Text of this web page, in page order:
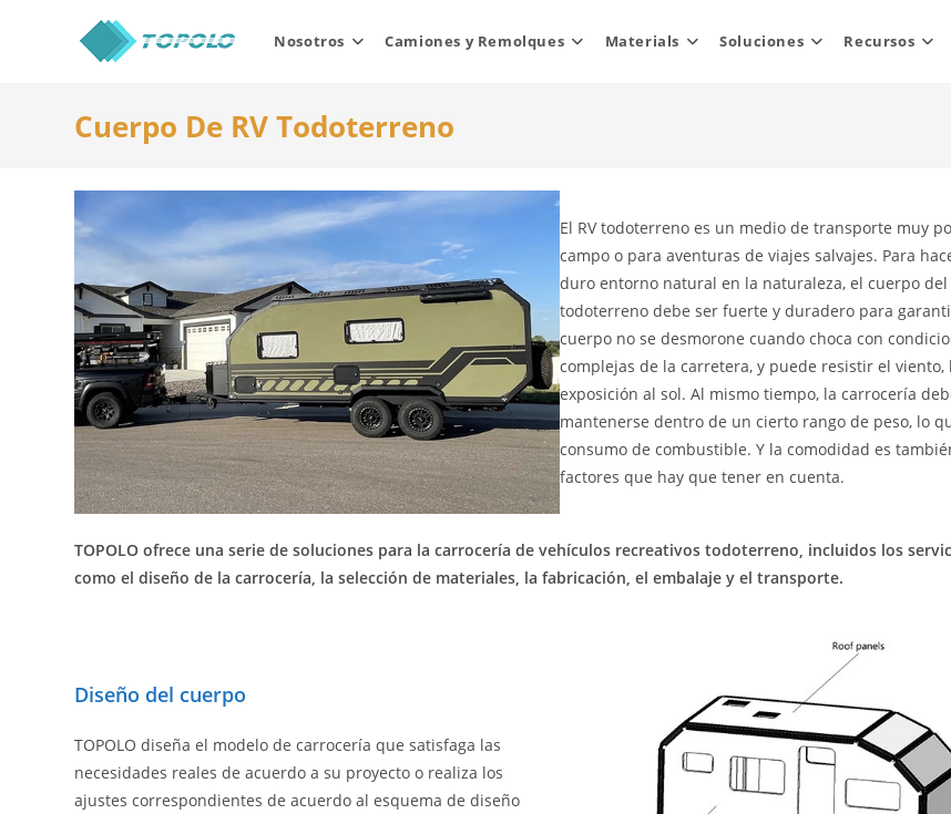
Nosotros Camiones y Remolques Materials Soluciones Recursos
Cuerpo De RV Todoterreno
El RV todoterreno es un medio de transporte muy
campo o para aventuras de viajes salvajes. Para
duro entorno natural en la naturaleza, el cuerpo del
todoterreno debe ser fuerte y duradero para
cuerpo no se desmorone cuando choca con
complejas de la carretera, y puede resistir el viento,
exposición al sol. Al mismo tiempo, la carrocería
mantenerse dentro de un cierto rango de peso, lo
consumo de combustible. Y la comodidad es
factores que hay que tener en cuenta.
TOPOLO ofrece una serie de soluciones para la carrocería de vehículos recreativos todoterreno, incluidos los
como el diseño de la carrocería, la selección de materiales, la fabricación, el embalaje y el transporte.
Diseño del cuerpo
TOPOLO diseña el modelo de carrocería que satisfaga las
necesidades reales de acuerdo a su proyecto o realiza los
ajustes correspondientes de acuerdo al esquema de diseño